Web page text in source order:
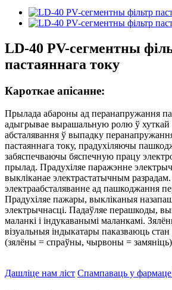
LD-40 PV-сегментны
пастаяннага току
Кароткае апісанне:
Прылада абароны ад перанапружання
адыгрывае вырашальную ролю ў хуткай
абсталявання ў выпадку
пастаяннага току, прадухіляючы
забяспечваючы бяспечную працу
прылад. Прадухіляе паражэнне
выкліканае электрастатычным
электраабсталяванне ад пашкоджання
Прадухіляе пажары, выкліканыя
электрычнасці. Падаўляе перашкоды,
маланкі і індукаванымі маланкамі.
візуальныя індыкатары паказваюць
(зялёны = спраўны, чырвоны =
Дашліце нам ліст Спампаваць у